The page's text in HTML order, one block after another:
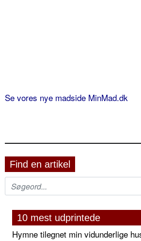
Se vores nye madside MinMad.dk
Find en artikel
10 mest udprintede
Hymne tilegnet min vidunderlige